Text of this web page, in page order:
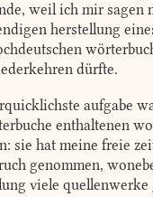
weil ich mir sagen
herstellung
dürfte.
aufgabe
enthaltenen
sie hat meine freie
genommen,
viele quellenwerke